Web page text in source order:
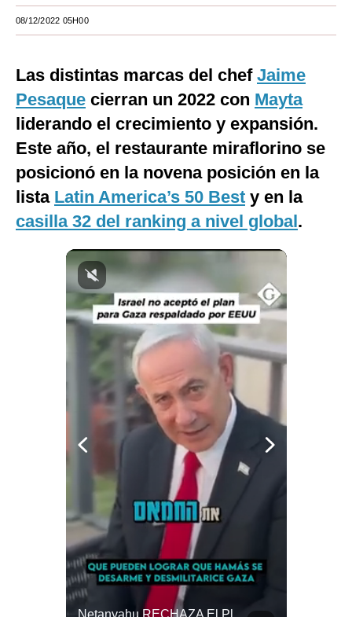
Mundo
EEUU
México
España
Internacional
Tecnología
Club del Suscriptor
Mix
G de Gestión
Notas Contratadas
Condiciones
08/12/2022 05H00
Las distintas marcas del chef Jaime
Pesaque cierran un 2022 con Mayta
liderando el crecimiento y expansión.
Este año, el restaurante miraflorino se
posicionó en la novena posición en la
lista Latin America’s 50 Best y en la
casilla 32 del ranking a nivel global.
Netanyahu RECHAZA El Plan De Trump Para Gaza | Gestión Mundo